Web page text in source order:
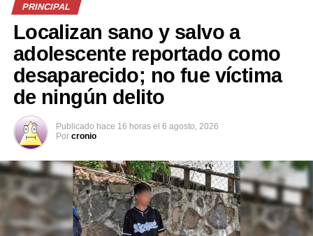
Relacionado
Hermanos pandilleros son
capturados por diversos
Ilopango
11 abril, 2022
En «Nacionales»
Le ponen las esposas a
Ilopango
4 mayo, 2022
En «Nacionales»
PRINCIPAL
Localizan sano y salvo a
adolescente reportado como
desaparecido; no fue víctima
de ningún delito
Publicado hace 16 horas el 6 agosto, 2026
Por cronio